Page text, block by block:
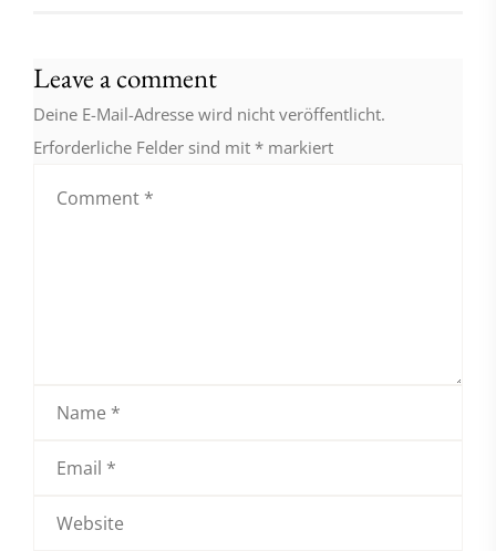
Leave a comment
Deine E-Mail-Adresse wird nicht veröffentlicht.
Erforderliche Felder sind mit * markiert